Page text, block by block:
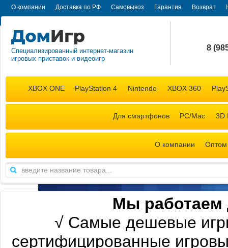
О компании Доставка по РФ Самовывоз Гарантия Возврат
Специализированный интернет-магазин
игровых приставок и видеоигр
8
+7
XBOX ONE PlayStation 4 Nintendo XBOX 360
Для смартфонов PC/Mac 3D
О компании Оптом
Мы работаем
√ Самые дешевые
сертифицированные